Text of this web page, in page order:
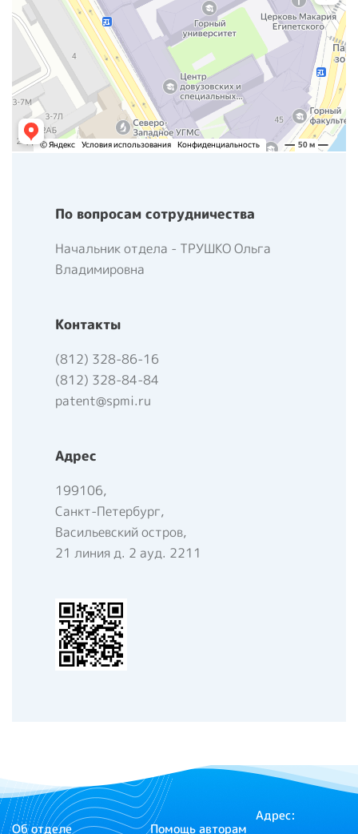
По вопросам сотрудничества
Начальник отдела - ТРУШКО Ольга
Владимировна
Контакты
(812) 328-86-16
(812) 328-84-84
patent@spmi.ru
Адрес
199106,
Санкт-Петербург,
Васильевский остров,
21 линия д. 2 ауд. 2211
Об отделе Помощь авторам
Адрес: